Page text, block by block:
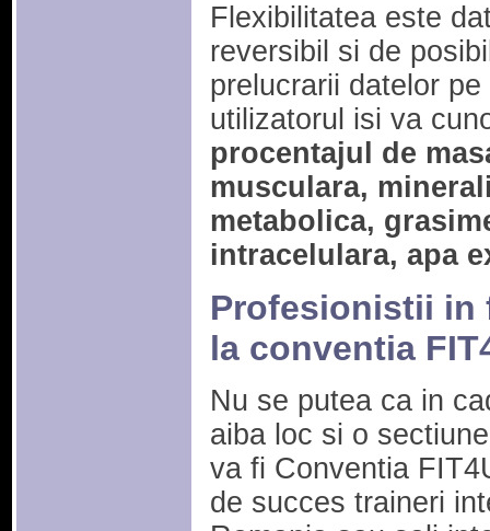
Flexibilitatea este
reversibil si de
prelucrarii datelor
utilizatorul isi va
procentajul de
musculara,
metabolica,
intracelulara, apa
Profesionistii in
la conventia
Nu se putea ca in
aiba loc si o
va fi Conventia
de succes traineri